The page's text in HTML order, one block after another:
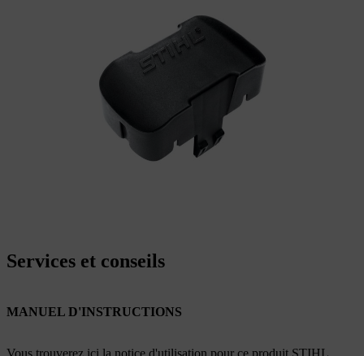
Services et conseils
MANUEL D'INSTRUCTIONS
Vous trouverez ici la notice d'utilisation pour ce produit STIHL